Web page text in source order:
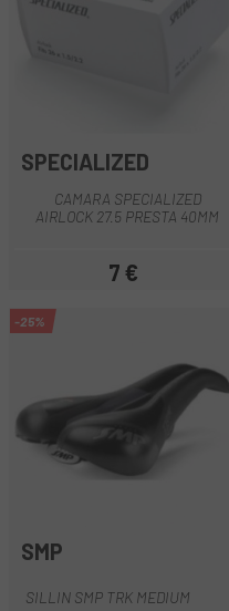
SPECIALIZED
CAMARA SPECIALIZED
AIRLOCK 27.5 PRESTA 40MM
Precio
7 €
-25%
SMP
SILLIN SMP TRK MEDIUM